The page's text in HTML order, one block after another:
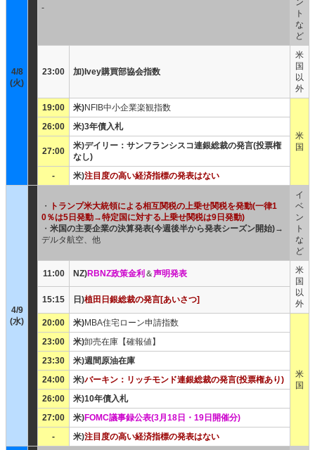
4/8
(火)
-
ン
ト
な
ど
23:00 加)Ivey購買部協会指数
米
国
以
外
19:00
米)NFIB中小企業楽観指数
米
国
26:00 米)3年債入札
27:00
米)デイリー：サンフランシスコ連銀総裁の発言(投票権
なし)
-
米)注目度の高い経済指標の発表はない
4/9
(水)
・
トランプ米大統領による相互関税の上乗せ関税を発動(一律1
0％は5日発動→特定国に対する上乗せ関税は9日発動)
・ 米国の主要企業の決算発表(今週後半から発表シーズン開始)→
デルタ航空、他
イ
ベ
ン
ト
な
ど
11:00 NZ)RBNZ政策金利 ＆声明発表
米
国
以
外
15:15 日)植田日銀総裁の発言[あいさつ]
20:00 米)MBA住宅ローン申請指数
米
国
23:00 米)卸売在庫【確報値】
23:30
米)週間原油在庫
24:00
米)バーキン：リッチモンド連銀総裁の発言(投票権あり)
26:00
米)10年債入札
27:00
米)FOMC議事録公表(3月18日・19日開催分)
-
米)注目度の高い経済指標の発表はない